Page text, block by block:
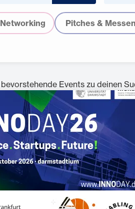
Networking Pitches & Messen
bevorstehende Events zu deinen